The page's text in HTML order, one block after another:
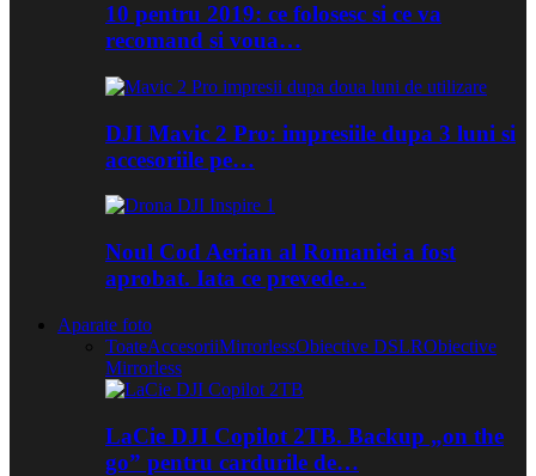
10 pentru 2019: ce folosesc si ce va
recomand si voua…
DJI Mavic 2 Pro: impresiile dupa 3 luni si
accesoriile pe…
Noul Cod Aerian al Romaniei a fost
aprobat. Iata ce prevede…
Aparate foto
ToateAccesoriiMirrorlessObiective DSLRObiective
Mirrorless
LaCie DJI Copilot 2TB. Backup „on the
go” pentru cardurile de…